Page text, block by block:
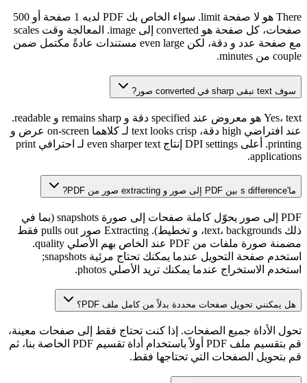
There هو لا صفحة limit. سواء الخاص بك PDF لديه 1 صفحة أو 500
صفحات، كل صفحة هو converted إلى image. المعالجة وقت scales
مع صفحة عدد و دقة، لكن even large مستندات عادةً مكتمل ضمن
couple من minutes.
سوف text تبقى sharp في converted صور?
Yes، text هو معروض عند specified دقة و remains sharp و readable.
عند افتراضي high دقة، text looks crisp لـ كلاهما on-screen عرض و
printing. أعلى DPI settings إنتاج even sharper text لـ احترافي print
applications.
ما's difference بين PDF إلى صور و extracting صور من PDF?
PDF إلى صور يحوّل كاملة صفحات إلى صورة snapshots (بما في
ذلك text، backgrounds، و تخطيط). Extracting صور pulls out فقط
مضمنة صورة ملفات من PDF عند الخاص بهم الأصلي quality.
استخدم صفحة التحويل عندما يمكنك تحتاج مرئية snapshots;
استخدم الاستخراج عندما يمكنك تريد الأصلي photos.
هل يمكنني تحويل صفحات محددة بدلاً من كامل ملف PDF؟
تحول الأداة جميع الصفحات. إذا كنت تحتاج فقط إلى صفحات معينة،
قم بتقسيم ملف PDF أولاً باستخدام أداة تقسيم PDF الخاصة بنا، ثم
قم بتحويل الصفحات التي تحتاجها فقط.